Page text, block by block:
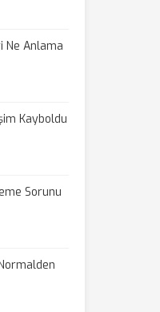
Ne Anlama
Kayboldu
Sorunu